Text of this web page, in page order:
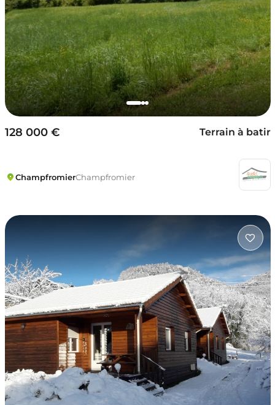
128 000 € Terrain à batir
ChampfromierChampfromier